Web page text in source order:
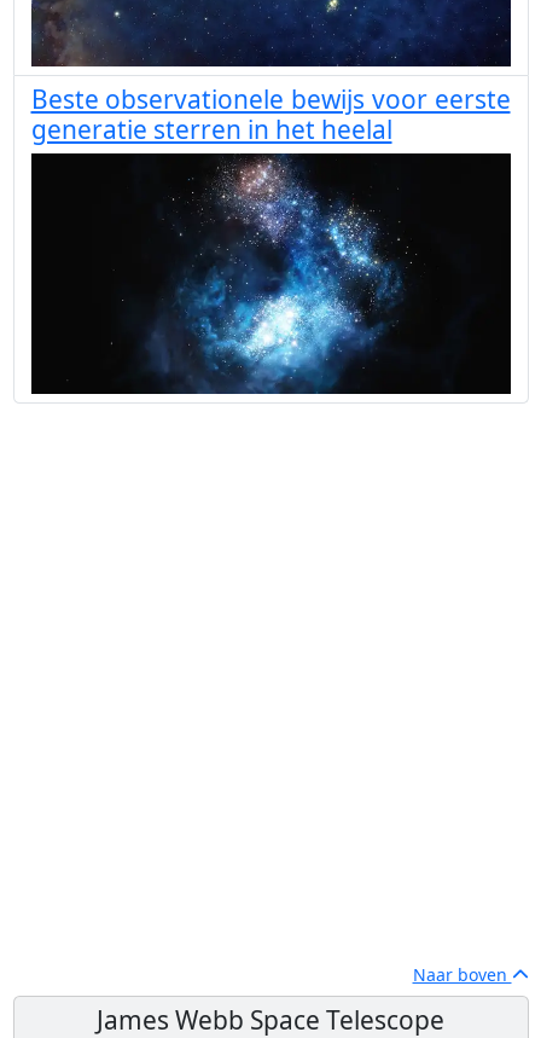
Beste observationele bewijs voor eerste
generatie sterren in het heelal
Naar boven
James Webb Space Telescope